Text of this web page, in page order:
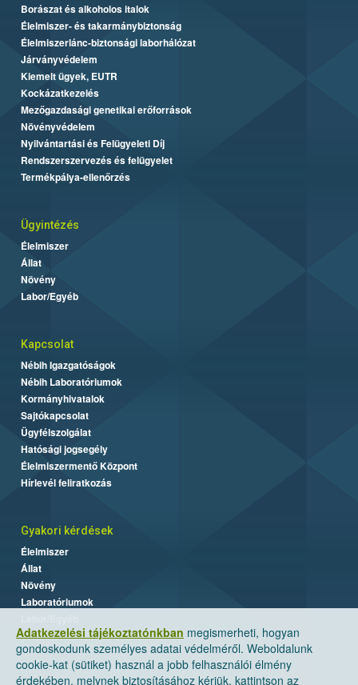
Adatkezelési tájékoztatónkban megismerheti, hogyan
gondoskodunk személyes adatai védelméről. Weboldalunk
cookie-kat (sütiket) használ a jobb felhasználói élmény
érdekében, melynek biztosításához kérjük, kattintson az
Borászat és alkoholos italok
Élelmiszer- és takarmánybiztonság
Élelmiszerlánc-biztonsági laborhálózat
Járványvédelem
Kiemelt ügyek, EUTR
Kockázatkezelés
Mezőgazdasági genetikai erőforrások
Növényvédelem
Nyilvántartási és Felügyeleti Díj
Rendszerszervezés és felügyelet
Termékpálya-ellenőrzés
Ügyintézés
Élelmiszer
Állat
Növény
Labor/Egyéb
Kapcsolat
Nébih Igazgatóságok
Nébih Laboratóriumok
Kormányhivatalok
Sajtókapcsolat
Ügyfélszolgálat
Hatósági jogsegély
Élelmiszermentő Központ
Hírlevél feliratkozás
Gyakori kérdések
Élelmiszer
Állat
Növény
Laboratóriumok